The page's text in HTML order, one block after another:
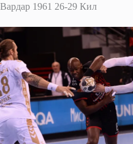
Вардар 1961 26-29 Кил